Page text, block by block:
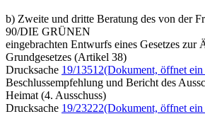
b) Zweite und dritte Beratung des von der
90/DIE GRÜNEN
eingebrachten Entwurfs eines Gesetzes zur
Grundgesetzes (Artikel 38)
Drucksache 19/13512(Dokument, öffnet ein
Beschlussempfehlung und Bericht des
Heimat (4. Ausschuss)
Drucksache 19/23222(Dokument, öffnet ein